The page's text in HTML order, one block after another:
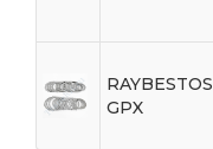
RAYBESTOS
GPX